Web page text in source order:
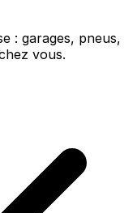
: garages, pneus,
vous.